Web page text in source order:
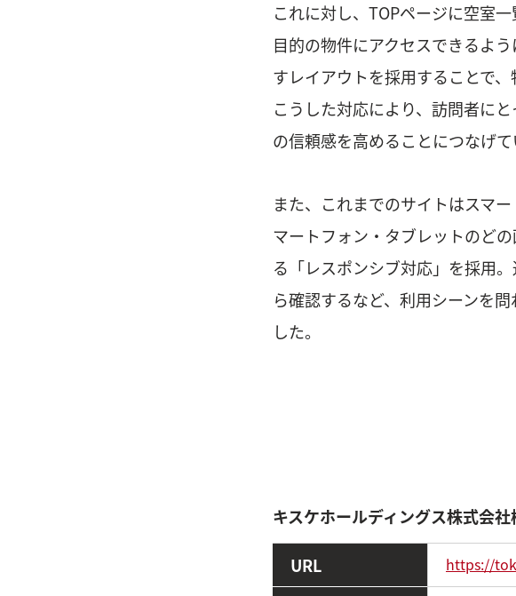
これに対し、TOPページに空室
目的の物件にアクセスできるよ
すレイアウトを採用することで
こうした対応により、訪問者に
の信頼感を高めることにつなげて
また、これまでのサイトはスマ
マートフォン・タブレットのど
る「レスポンシブ対応」を採用
ら確認するなど、利用シーンを
した。
キスケホールディングス株式会社
URL https://